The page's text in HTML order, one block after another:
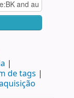
de tags